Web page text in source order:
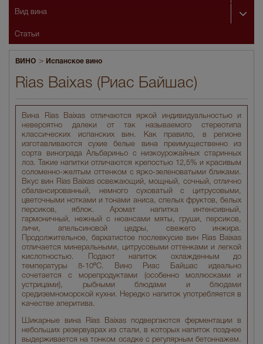
ВИНО > Испанское вино
Rias Baixas (Риас Байшас)
Вина Rias Baixas отличаются яркой индивидуальностью и
невероятно далеки от так называемого стереотипа
классических испанских вин. Как правило, в регионе
изготавливаются сухие белые вина преимущественно из
сорта винограда Альбариньо с низкоурожайных старинных
лоз. Такие напитки отличаются крепостью 12,5% и красивым
соломенно-желтым оттенком с ярко-зеленоватыми бликами.
Вкус вин Rias Baixas освежающий, мощный, сочный, отлично
сбалансированный, немного суховатый с цитрусовыми,
цветочными нотками и тонами аниса, спелых фруктов, белых
персиков, яблок. Аромат напитка интенсивный,
гармоничный, нежный с нюансами мяты, груши, персиков,
личи, апельсиновой цедры, свежего инжира.
Продолжительное, бархатистое послевкусие вин Rias Baixas
отличается минеральными, цитрусовыми оттенками и легкой
кислотностью. Подают напиток охлажденным до
температуры 8-10ºC. Вино Риас Байшас идеально
сочетается с морепродуктами (особенно моллюсками и
устрицами), рыбными блюдами и блюдами
средиземноморской кухни. Нередко напиток употребляется в
качестве аперитива.
Шикарные вина Rias Baixas подвергаются ферментации в
небольших резервуарах из стали, в которых напиток позднее
выдерживается на тонком осадке с регулярным бетоннажем.
Вид вина
Статьи